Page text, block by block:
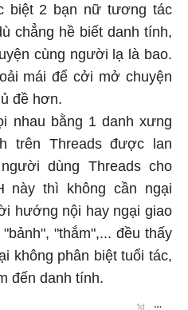
biệt 2 bạn nữ tương tác
chẳng hề biết danh tính,
cùng người lạ là bao.
mái để cởi mở chuyện
đề hơn.
nhau bằng 1 danh xưng
trên Threads được lan
dùng Threads cho
này thì không cần ngại
hướng nội hay ngại giao
"thắm",... đều thấy
không phân biệt tuổi tác,
đến danh tính.